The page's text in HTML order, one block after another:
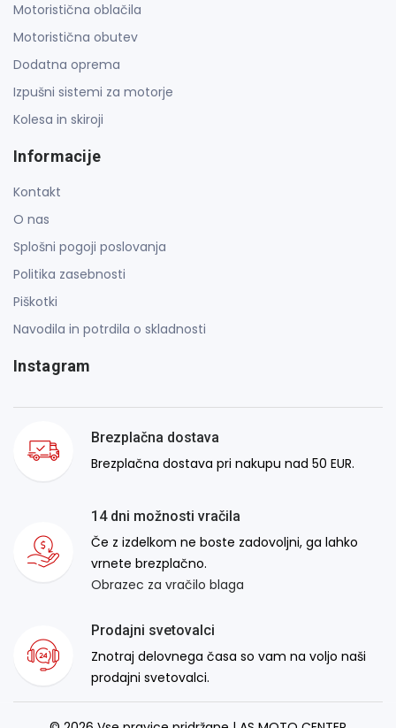
Motoristična oblačila
Motoristična obutev
Dodatna oprema
Izpušni sistemi za motorje
Kolesa in skiroji
Informacije
Kontakt
O nas
Splošni pogoji poslovanja
Politika zasebnosti
Piškotki
Navodila in potrdila o skladnosti
Instagram
Brezplačna dostava
Brezplačna dostava pri nakupu nad 50 EUR.
14 dni možnosti vračila
Če z izdelkom ne boste zadovoljni, ga lahko
vrnete brezplačno.
Obrazec za vračilo blaga
Prodajni svetovalci
Znotraj delovnega časa so vam na voljo naši
prodajni svetovalci.